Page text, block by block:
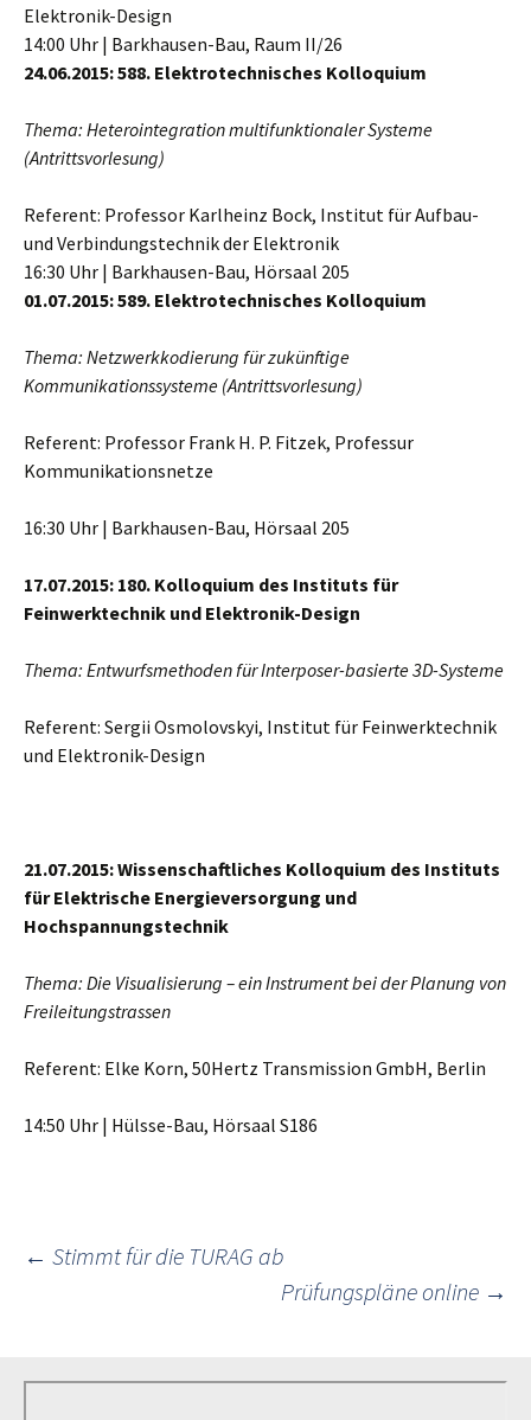
Elektronik-Design
14:00 Uhr | Barkhausen-Bau, Raum II/26
24.06.2015: 588. Elektrotechnisches Kolloquium
Thema: Heterointegration multifunktionaler Systeme
(Antrittsvorlesung)
Referent: Professor Karlheinz Bock, Institut für Aufbau-
und Verbindungstechnik der Elektronik
16:30 Uhr | Barkhausen-Bau, Hörsaal 205
01.07.2015: 589. Elektrotechnisches Kolloquium
Thema: Netzwerkkodierung für zukünftige
Kommunikationssysteme (Antrittsvorlesung)
Referent: Professor Frank H. P. Fitzek, Professur
Kommunikationsnetze
16:30 Uhr | Barkhausen-Bau, Hörsaal 205
17.07.2015: 180. Kolloquium des Instituts für
Feinwerktechnik und Elektronik-Design
Thema: Entwurfsmethoden für Interposer-basierte 3D-Systeme
Referent: Sergii Osmolovskyi, Institut für Feinwerktechnik
und Elektronik-Design
21.07.2015: Wissenschaftliches Kolloquium des Instituts
für Elektrische Energieversorgung und
Hochspannungstechnik
Thema: Die Visualisierung – ein Instrument bei der Planung von
Freileitungstrassen
Referent: Elke Korn, 50Hertz Transmission GmbH, Berlin
14:50 Uhr | Hülsse-Bau, Hörsaal S186
Post
← Stimmt für die TURAG ab
Prüfungspläne online →